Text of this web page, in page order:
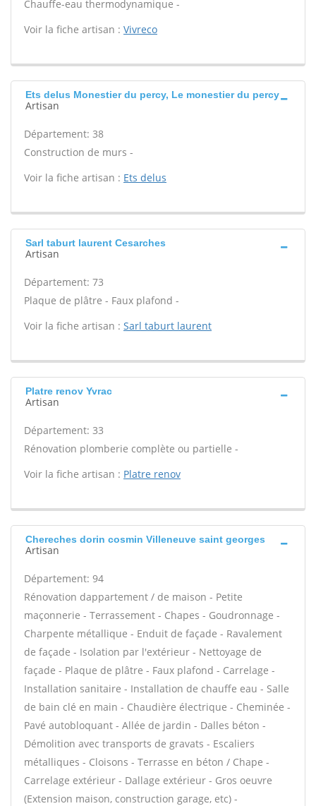
Chauffe-eau thermodynamique -
Voir la fiche artisan : Vivreco
Ets delus Monestier du percy, Le monestier du percy
Artisan
Département: 38
Construction de murs -
Voir la fiche artisan : Ets delus
Sarl taburt laurent Cesarches
Artisan
Département: 73
Plaque de plâtre - Faux plafond -
Voir la fiche artisan : Sarl taburt laurent
Platre renov Yvrac
Artisan
Département: 33
Rénovation plomberie complète ou partielle -
Voir la fiche artisan : Platre renov
Chereches dorin cosmin Villeneuve saint georges
Artisan
Département: 94
Rénovation dappartement / de maison - Petite
maçonnerie - Terrassement - Chapes - Goudronnage -
Charpente métallique - Enduit de façade - Ravalement
de façade - Isolation par l'extérieur - Nettoyage de
façade - Plaque de plâtre - Faux plafond - Carrelage -
Installation sanitaire - Installation de chauffe eau - Salle
de bain clé en main - Chaudière électrique - Cheminée -
Pavé autobloquant - Allée de jardin - Dalles béton -
Démolition avec transports de gravats - Escaliers
métalliques - Cloisons - Terrasse en béton / Chape -
Carrelage extérieur - Dallage extérieur - Gros oeuvre
(Extension maison, construction garage, etc) -